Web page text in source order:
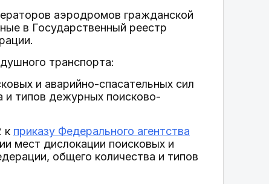
аэродромов гражданской
в Государственный реестр
транспорта:
и аварийно-спасательных сил
и типов дежурных поисково-
к приказу Федерального агентства
мест дислокации поисковых и
общего количества и типов